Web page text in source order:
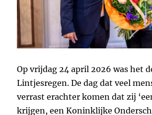
Op vrijdag 24 april 2026 was het
Lintjesregen. De dag dat veel
verrast erachter komen dat zij
krijgen, een Koninklijke